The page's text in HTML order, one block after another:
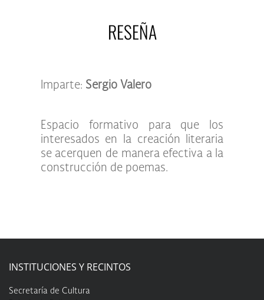
RESEÑA
Imparte: Sergio Valero
Espacio formativo para que los
interesados en la creación literaria
se acerquen de manera efectiva a la
construcción de poemas.
INSTITUCIONES Y RECINTOS
Secretaría de Cultura